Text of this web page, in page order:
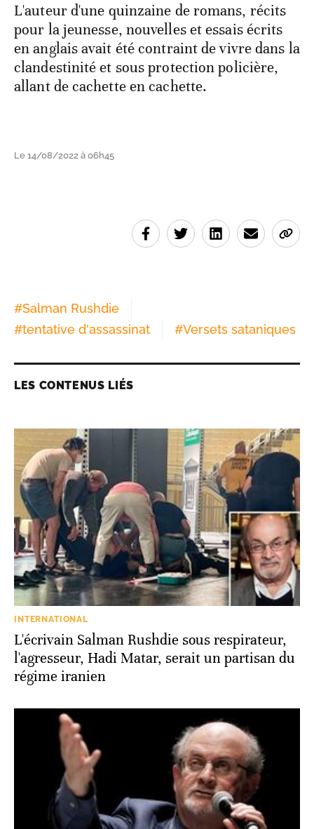
L'auteur d'une quinzaine de romans, récits
pour la jeunesse, nouvelles et essais écrits
en anglais avait été contraint de vivre dans la
clandestinité et sous protection policière,
allant de cachette en cachette.
Le 14/08/2022 à 06h45
#Salman Rushdie
#tentative d'assassinat #Versets sataniques
LES CONTENUS LIÉS
INTERNATIONAL
L'écrivain Salman Rushdie sous respirateur,
l'agresseur, Hadi Matar, serait un partisan du
régime iranien